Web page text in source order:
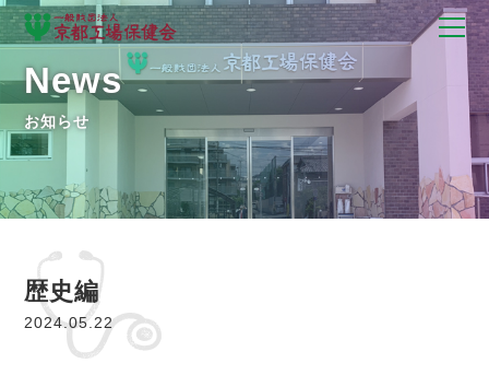
News
お知らせ
歴史編
2024.05.22